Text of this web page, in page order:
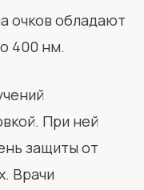
очков обладают
400 нм.
При ней
защиты от
Врачи